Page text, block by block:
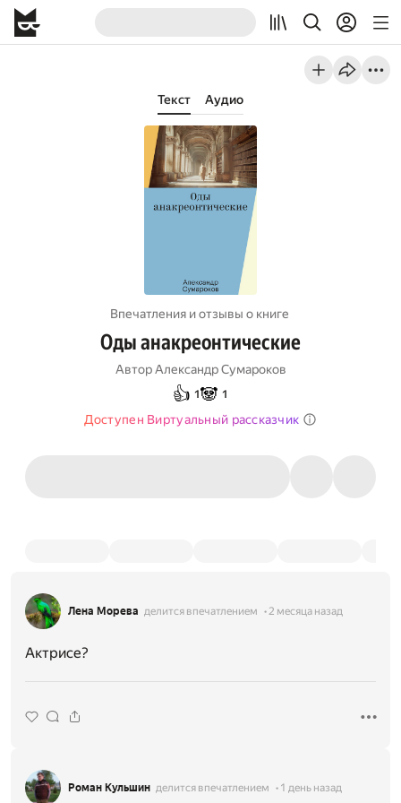
Текст Аудио
Впечатления и отзывы о книге
Оды анакреонтические
Автор Александр Сумароков
👍 1🐼 1
Доступен Виртуальный рассказчик
Лена Морева делится впечатлением 2 месяца назад
Актрисе?
Роман Кульшин делится впечатлением 1 день назад